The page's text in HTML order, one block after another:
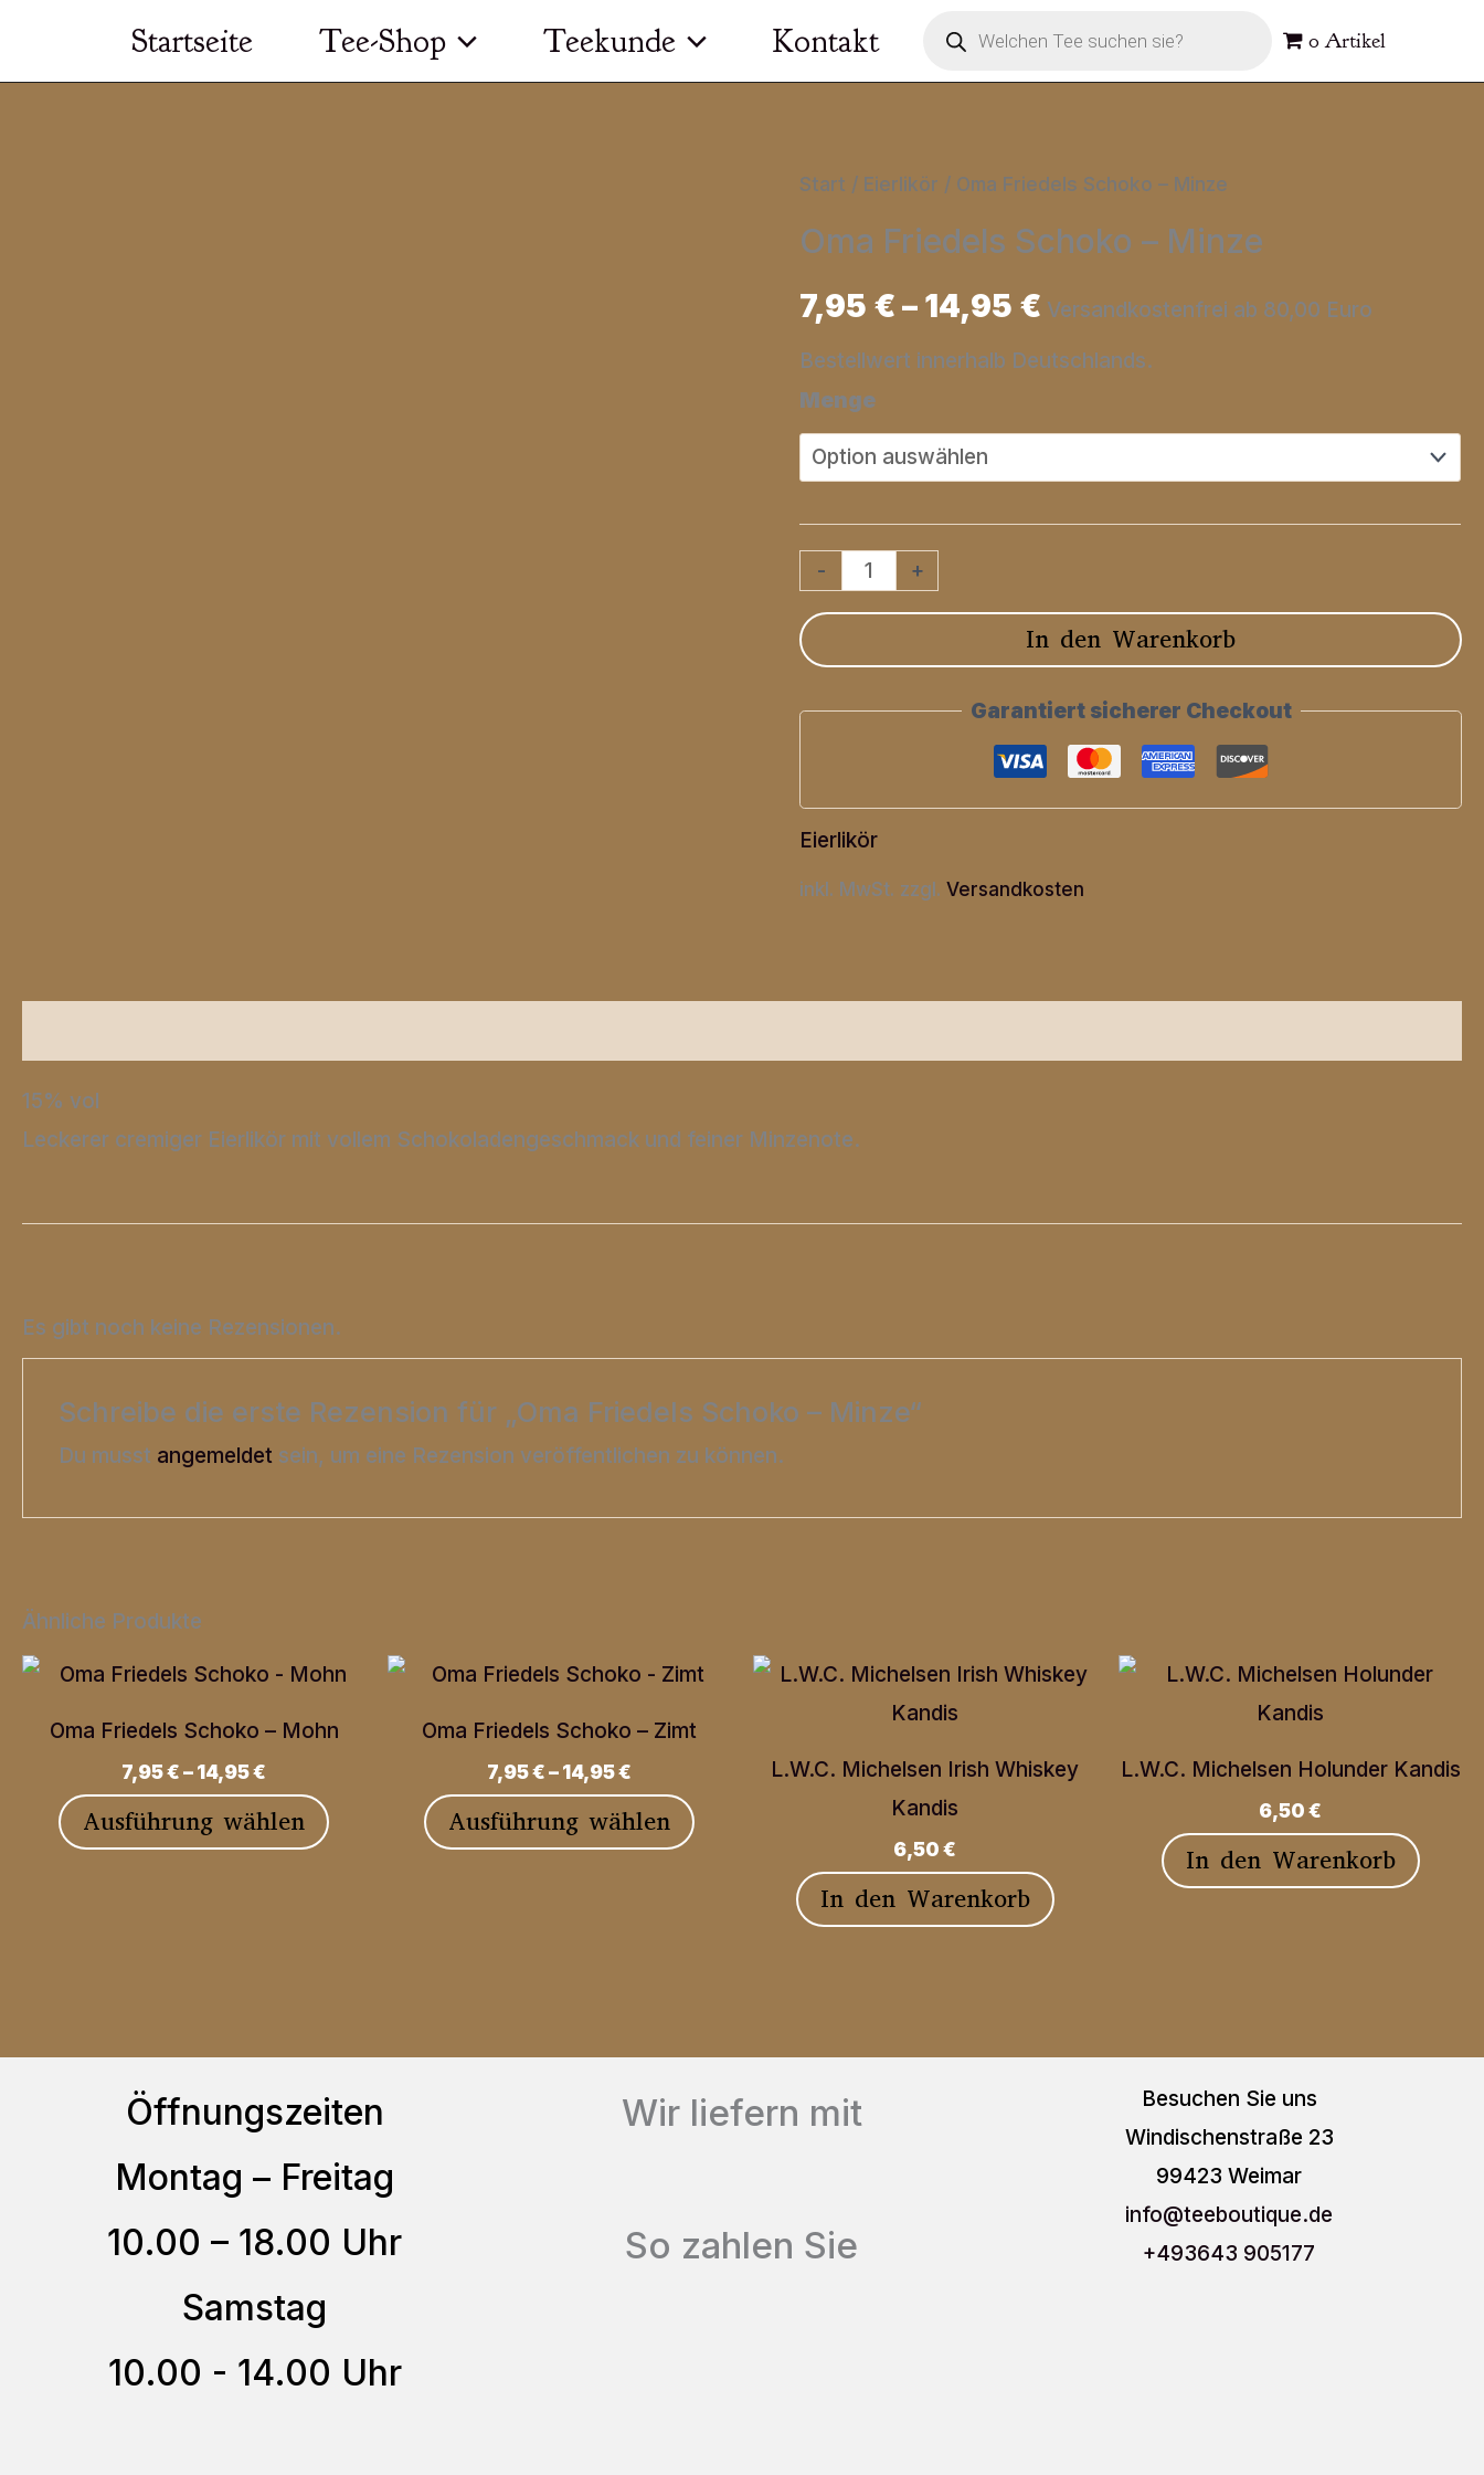
Startseite Tee-Shop Teekunde Kontakt search 0 Artikel
Start / Eierlikör / Oma Friedels Schoko – Minze
Oma Friedels Schoko – Minze
7,95 € – 14,95 € Versandkostenfrei ab 80,00 Euro
Bestellwert innerhalb Deutschlands.
Menge
-
Oma
Friedels
Schoko
Minze
+
In den Warenkorb
Garantiert sicherer Checkout
Eierlikör
inkl. MwSt. zzgl.Versandkosten
15% vol
Leckerer cremiger Eierlikör mit vollem Schokoladengeschmack und feiner Minzenote.
Es gibt noch keine Rezensionen.
Schreibe die erste Rezension für „Oma Friedels Schoko – Minze“
Du musst angemeldet sein, um eine Rezension veröffentlichen zu können.
Ähnliche Produkte
Oma Friedels Schoko – Mohn
7,95€–14,95€
Ausführung wählen
Dieses
können
auf
der
Produktseite
Oma Friedels Schoko – Zimt
7,95€–14,95€
Ausführung wählen
Dieses
können
Produktseite
L.W.C. Michelsen Irish Whiskey
Kandis
6,50€
In den Warenkorb
L.W.C. Michelsen Holunder Kandis
6,50€
In den Warenkorb
Öffnungszeiten
Montag – Freitag
10.00 – 18.00 Uhr
Samstag
10.00 - 14.00 Uhr
Wir liefern mit
So zahlen Sie
Besuchen Sie uns
Windischenstraße 23
99423 Weimar
info@teeboutique.de
+493643 905177